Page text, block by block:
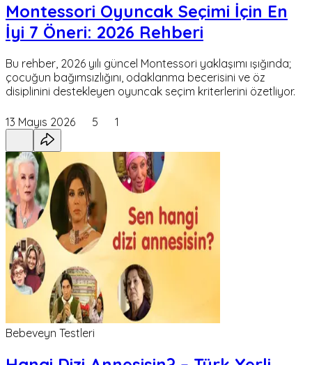
Montessori Oyuncak Seçimi İçin En
İyi 7 Öneri: 2026 Rehberi
Bu rehber, 2026 yılı güncel Montessori yaklaşımı ışığında;
çocuğun bağımsızlığını, odaklanma becerisini ve öz
disiplinini destekleyen oyuncak seçim kriterlerini özetliyor.
13 Mayıs 2026 5 1
Bebeveyn Testleri